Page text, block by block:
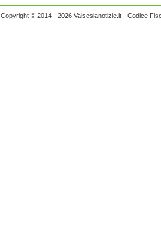
Copyright © 2014 - 2026 Valsesianotizie.it - Codice